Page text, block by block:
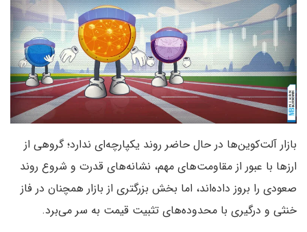
بازار آلت‌کوین‌ها در حال حاضر روند یکپارچه‌ای ندارد؛ گروهی از
ارزها با عبور از مقاومت‌های مهم، نشانه‌های قدرت و شروع روند
صعودی را بروز داده‌اند، اما بخش بزرگتری از بازار همچنان در فاز
خنثی و درگیری با محدوده‌های تثبیت قیمت به سر می‌برد.